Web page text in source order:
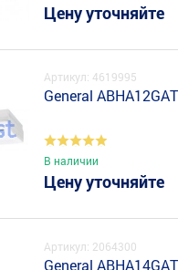
Цену уточняйте
Артикул: 4619995
General
В наличии
Цену уточняйте
Артикул: 2064300
General